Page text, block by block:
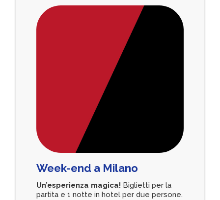
Week-end a Milano
Un’esperienza magica! Biglietti per la
partita e 1 notte in hotel per due persone.